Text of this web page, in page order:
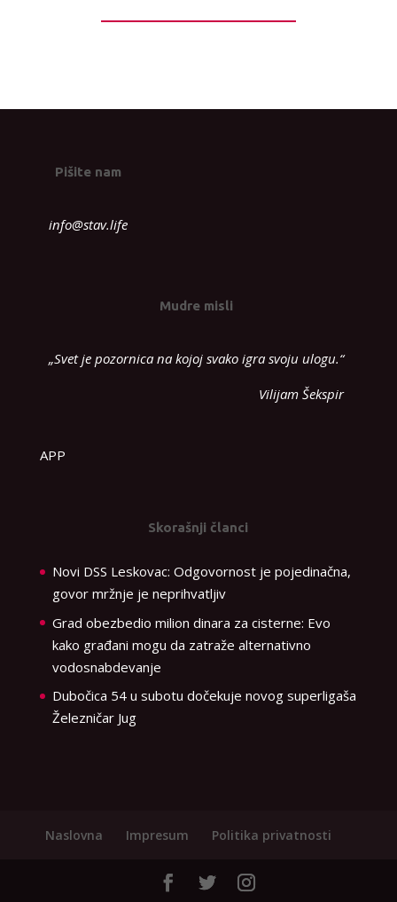
Pišite nam
info@stav.life
Mudre misli
„Svet je pozornica na kojoj svako igra svoju ulogu.“
Vilijam Šekspir
APP
Skorašnji članci
Novi DSS Leskovac: Odgovornost je pojedinačna,
govor mržnje je neprihvatljiv
Grad obezbedio milion dinara za cisterne: Evo
kako građani mogu da zatraže alternativno
vodosnabdevanje
Dubočica 54 u subotu dočekuje novog superligaša
Železničar Jug
Naslovna Impresum Politika privatnosti